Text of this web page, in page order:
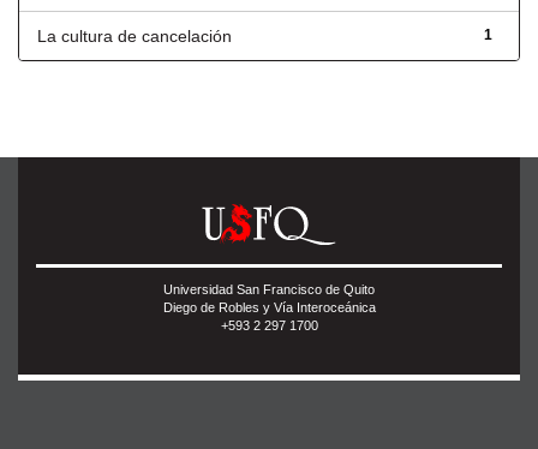
1
La cultura de cancelación
Universidad San Francisco de Quito
Diego de Robles y Vía Interoceánica
+593 2 297 1700